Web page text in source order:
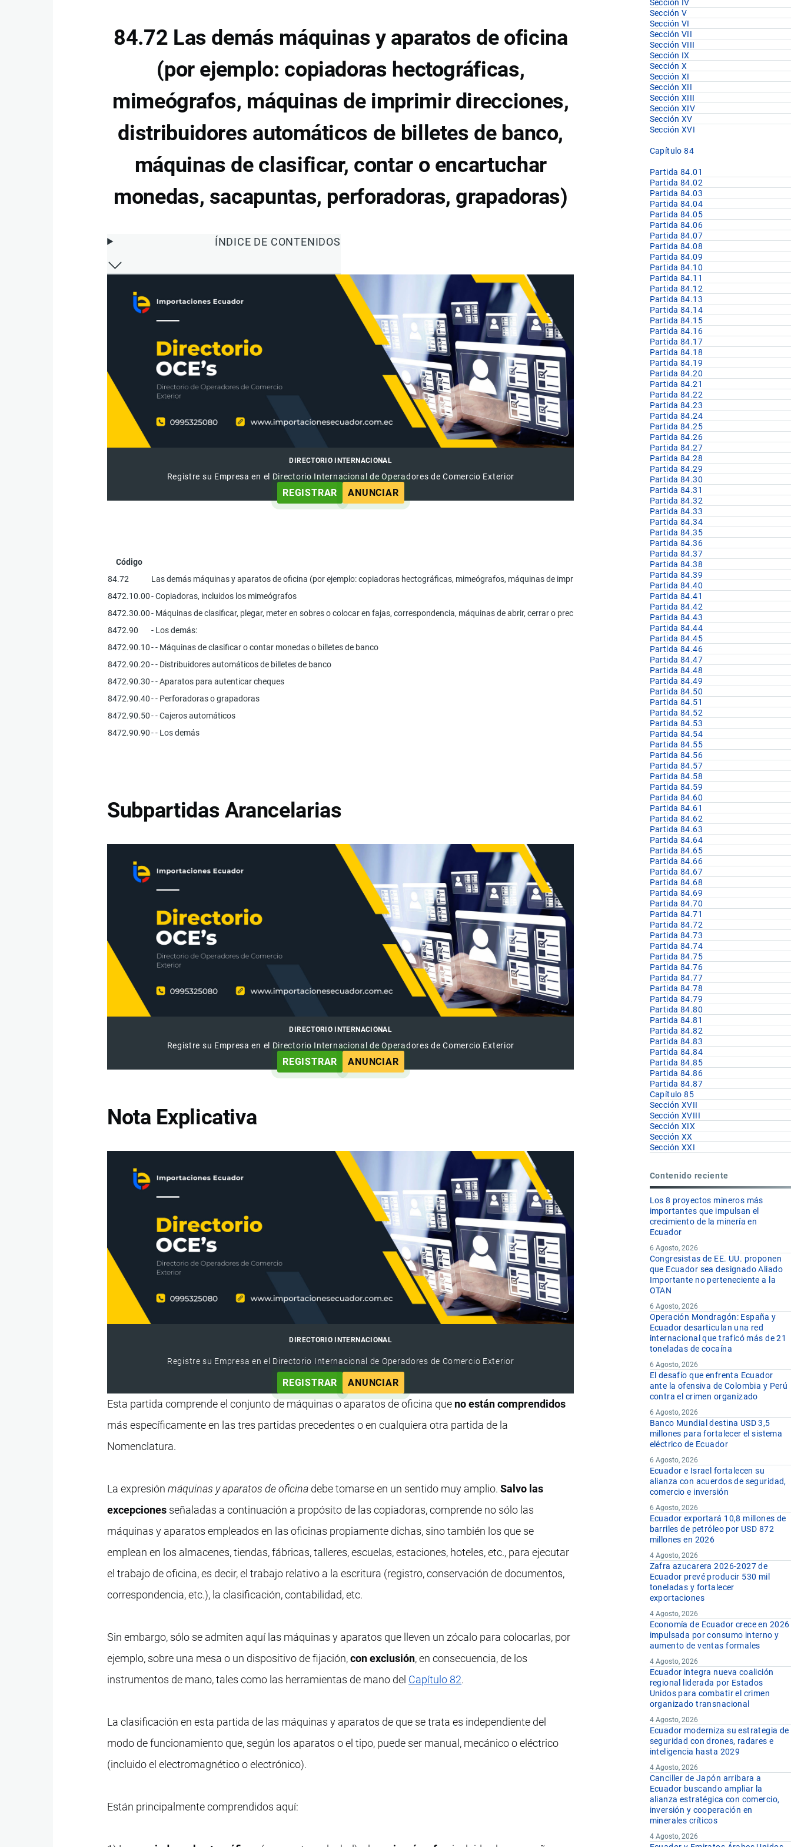
84.72 Las demás máquinas y aparatos de oficina
(por ejemplo: copiadoras hectográficas,
mimeógrafos, máquinas de imprimir direcciones,
distribuidores automáticos de billetes de banco,
máquinas de clasificar, contar o encartuchar
monedas, sacapuntas, perforadoras, grapadoras)
ÍNDICE DE CONTENIDOS
DIRECTORIO INTERNACIONAL
Registre su Empresa en el Directorio Internacional de Operadores de Comercio Exterior
REGISTRAR ANUNCIAR
Código
Designación de la Mercancía
84.72
Las demás máquinas y aparatos de oficina (por ejemplo: copiadoras hectográficas, mimeógrafos, máquinas de imprimir direcciones, distribuidores automáticos de billetes
8472.10.00- Copiadoras, incluidos los mimeógrafos
8472.30.00- Máquinas de clasificar, plegar, meter en sobres o colocar en fajas, correspondencia, máquinas de abrir, cerrar o precintar correspondencia y máquinas de colocar u obliterar
8472.90
- Los demás:
8472.90.10- - Máquinas de clasificar o contar monedas o billetes de banco
8472.90.20- - Distribuidores automáticos de billetes de banco
8472.90.30- - Aparatos para autenticar cheques
8472.90.40- - Perforadoras o grapadoras
8472.90.50- - Cajeros automáticos
8472.90.90- - Los demás
Subpartidas Arancelarias
DIRECTORIO INTERNACIONAL
Registre su Empresa en el Directorio Internacional de Operadores de Comercio Exterior
REGISTRAR ANUNCIAR
Nota Explicativa
DIRECTORIO INTERNACIONAL
Registre su Empresa en el Directorio Internacional de Operadores de Comercio Exterior
REGISTRAR ANUNCIAR
Esta partida comprende el conjunto de máquinas o aparatos de oficina que no están comprendidos
más específicamente en las tres partidas precedentes o en cualquiera otra partida de la
Nomenclatura.
La expresiónmáquinas y aparatos de oficina debe tomarse en un sentido muy amplio.Salvo las
excepciones señaladas a continuación a propósito de las copiadoras, comprende no sólo las
máquinas y aparatos empleados en las oficinas propiamente dichas, sino también los que se
emplean en los almacenes, tiendas, fábricas, talleres, escuelas, estaciones, hoteles, etc., para ejecutar
el trabajo de oficina, es decir, el trabajo relativo a la escritura (registro, conservación de documentos,
correspondencia, etc.), la clasificación, contabilidad, etc.
Sin embargo, sólo se admiten aquí las máquinas y aparatos que lleven un zócalo para colocarlas, por
ejemplo, sobre una mesa o un dispositivo de fijación,con exclusión, en consecuencia, de los
instrumentos de mano, tales como las herramientas de mano del Capítulo 82.
La clasificación en esta partida de las máquinas y aparatos de que se trata es independiente del
modo de funcionamiento que, según los aparatos o el tipo, puede ser manual, mecánico o eléctrico
(incluido el electromagnético o electrónico).
Están principalmente comprendidos aquí:
Sección IV
Sección V
Sección VI
Sección VII
Sección VIII
Sección IX
Sección X
Sección XI
Sección XII
Sección XIII
Sección XIV
Sección XV
Sección XVI
Capítulo 84
Partida 84.01
Partida 84.02
Partida 84.03
Partida 84.04
Partida 84.05
Partida 84.06
Partida 84.07
Partida 84.08
Partida 84.09
Partida 84.10
Partida 84.11
Partida 84.12
Partida 84.13
Partida 84.14
Partida 84.15
Partida 84.16
Partida 84.17
Partida 84.18
Partida 84.19
Partida 84.20
Partida 84.21
Partida 84.22
Partida 84.23
Partida 84.24
Partida 84.25
Partida 84.26
Partida 84.27
Partida 84.28
Partida 84.29
Partida 84.30
Partida 84.31
Partida 84.32
Partida 84.33
Partida 84.34
Partida 84.35
Partida 84.36
Partida 84.37
Partida 84.38
Partida 84.39
Partida 84.40
Partida 84.41
Partida 84.42
Partida 84.43
Partida 84.44
Partida 84.45
Partida 84.46
Partida 84.47
Partida 84.48
Partida 84.49
Partida 84.50
Partida 84.51
Partida 84.52
Partida 84.53
Partida 84.54
Partida 84.55
Partida 84.56
Partida 84.57
Partida 84.58
Partida 84.59
Partida 84.60
Partida 84.61
Partida 84.62
Partida 84.63
Partida 84.64
Partida 84.65
Partida 84.66
Partida 84.67
Partida 84.68
Partida 84.69
Partida 84.70
Partida 84.71
Partida 84.72
Partida 84.73
Partida 84.74
Partida 84.75
Partida 84.76
Partida 84.77
Partida 84.78
Partida 84.79
Partida 84.80
Partida 84.81
Partida 84.82
Partida 84.83
Partida 84.84
Partida 84.85
Partida 84.86
Partida 84.87
Capítulo 85
Sección XVII
Sección XVIII
Sección XIX
Sección XX
Sección XXI
Contenido reciente
Los 8 proyectos mineros más
importantes que impulsan el
crecimiento de la minería en
Ecuador
6 Agosto, 2026
Congresistas de EE. UU. proponen
que Ecuador sea designado Aliado
Importante no perteneciente a la
OTAN
6 Agosto, 2026
Operación Mondragón: España y
Ecuador desarticulan una red
internacional que traficó más de 21
toneladas de cocaína
6 Agosto, 2026
El desafío que enfrenta Ecuador
ante la ofensiva de Colombia y Perú
contra el crimen organizado
6 Agosto, 2026
Banco Mundial destina USD 3,5
millones para fortalecer el sistema
eléctrico de Ecuador
6 Agosto, 2026
Ecuador e Israel fortalecen su
alianza con acuerdos de seguridad,
comercio e inversión
6 Agosto, 2026
Ecuador exportará 10,8 millones de
barriles de petróleo por USD 872
millones en 2026
4 Agosto, 2026
Zafra azucarera 2026-2027 de
Ecuador prevé producir 530 mil
toneladas y fortalecer
exportaciones
4 Agosto, 2026
Economía de Ecuador crece en 2026
impulsada por consumo interno y
aumento de ventas formales
4 Agosto, 2026
Ecuador integra nueva coalición
regional liderada por Estados
Unidos para combatir el crimen
organizado transnacional
4 Agosto, 2026
Ecuador moderniza su estrategia de
seguridad con drones, radares e
inteligencia hasta 2029
4 Agosto, 2026
Canciller de Japón arribara a
Ecuador buscando ampliar la
alianza estratégica con comercio,
inversión y cooperación en
minerales críticos
4 Agosto, 2026